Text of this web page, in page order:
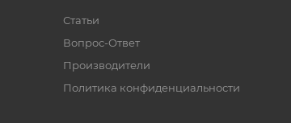
Статьи
Вопрос-Ответ
Производители
Политика конфиденциальности